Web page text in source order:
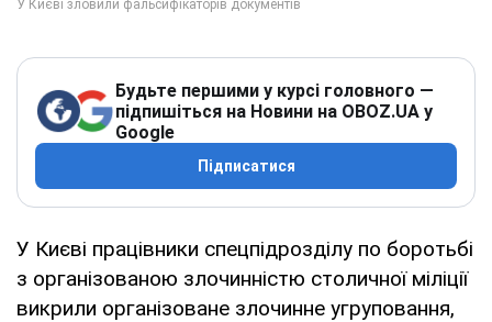
Будьте першими у курсі головного —
підпишіться на Новини на OBOZ.UA у
Google
Підписатися
У Києві працівники спецпідрозділу по боротьбі
з організованою злочинністю столичної міліції
викрили організоване злочинне угруповання,